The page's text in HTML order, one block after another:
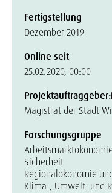
Fertigstellung
Dezember 2019
Online seit
25.02.2020, 00:00
Magistrat der Stadt
Forschungsgruppe
Sicherheit
Regionalökonomie
Klima-, Umwelt- und